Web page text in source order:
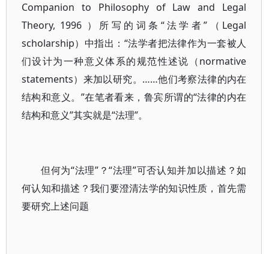
Companion to Philosophy of Law and Legal
Theory, 1996 ）所写的词条“法学者”（Legal
scholarship）中指出：“法学者把法律作为一套被人
们设计为一种意义体系的规范性述说（normative
statements）来加以研究。……他们考察法律的内在
结构和意义。”在笔者看来，鲁宾所谓的“法律的内在
结构和意义”其实就是“法理”。
但何为“法理”？“法理”可否认知并加以描述？如
何认知和描述？我们要澄清法学的知识性质，首先需
要研究上述问题